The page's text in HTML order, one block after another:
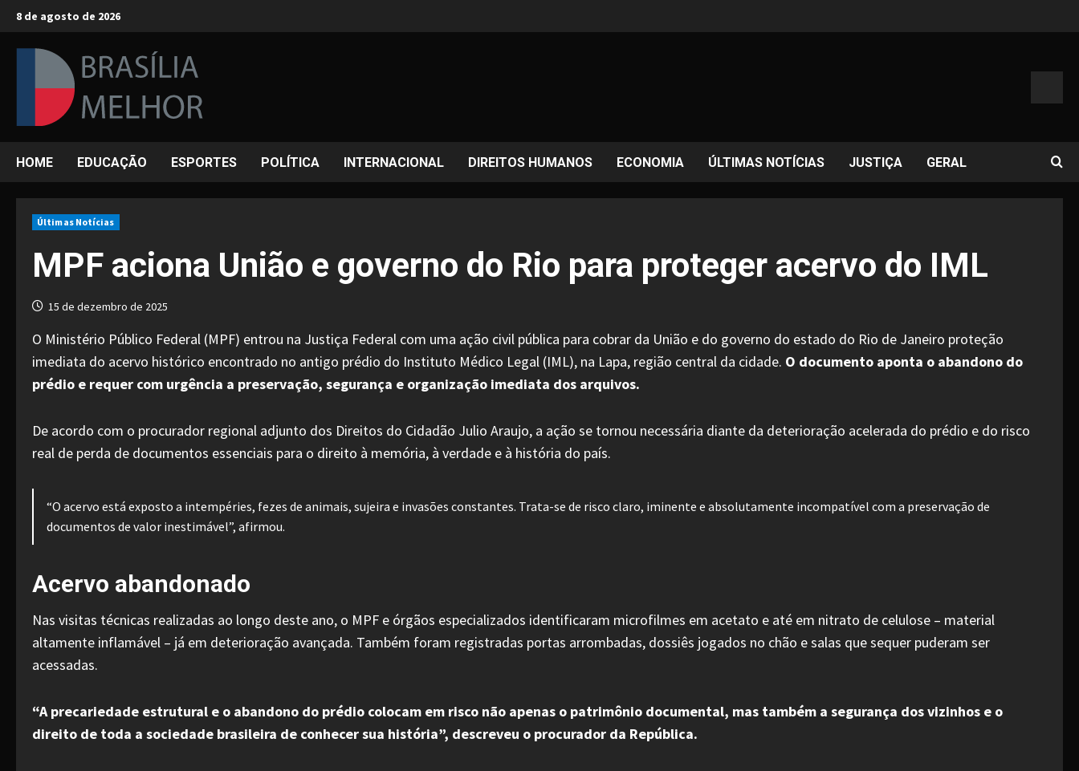
Skip
content
8 de agosto de 2026
HOME EDUCAÇÃO ESPORTES POLÍTICA INTERNACIONAL DIREITOS HUMANOS ECONOMIA ÚLTIMAS NOTÍCIAS JUSTIÇA GERAL
Últimas Notícias
MPF aciona União e governo do Rio para proteger acervo do IML
15 de dezembro de 2025
O Ministério Público Federal (MPF) entrou na Justiça Federal com uma ação civil pública para cobrar da União e do governo do estado do Rio de Janeiro proteção
imediata do acervo histórico encontrado no antigo prédio do Instituto Médico Legal (IML), na Lapa, região central da cidade. O documento aponta o abandono do
prédio e requer com urgência a preservação, segurança e organização imediata dos arquivos.
De acordo com o procurador regional adjunto dos Direitos do Cidadão Julio Araujo, a ação se tornou necessária diante da deterioração acelerada do prédio e do risco
real de perda de documentos essenciais para o direito à memória, à verdade e à história do país.
“O acervo está exposto a intempéries, fezes de animais, sujeira e invasões constantes. Trata-se de risco claro, iminente e absolutamente incompatível com a preservação de
documentos de valor inestimável”, afirmou.
Acervo abandonado
Nas visitas técnicas realizadas ao longo deste ano, o MPF e órgãos especializados identificaram microfilmes em acetato e até em nitrato de celulose – material
altamente inflamável – já em deterioração avançada. Também foram registradas portas arrombadas, dossiês jogados no chão e salas que sequer puderam ser
acessadas.
“A precariedade estrutural e o abandono do prédio colocam em risco não apenas o patrimônio documental, mas também a segurança dos vizinhos e o
direito de toda a sociedade brasileira de conhecer sua história”, descreveu o procurador da República.